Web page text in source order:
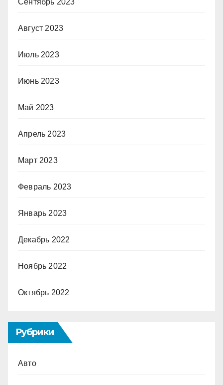
Сентябрь 2023
Август 2023
Июль 2023
Июнь 2023
Май 2023
Апрель 2023
Март 2023
Февраль 2023
Январь 2023
Декабрь 2022
Ноябрь 2022
Октябрь 2022
Рубрики
Авто